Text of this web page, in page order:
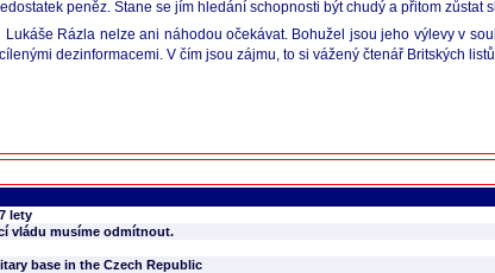
peněz. Stane se jím hledání schopnosti být chudý a přitom zůstat
Rázla nelze ani náhodou očekávat. Bohužel jsou jeho výlevy v
dezinformacemi. V čím jsou zájmu, to si vážený čtenář Britských
lety
vládu musíme odmítnout.
base in the Czech Republic